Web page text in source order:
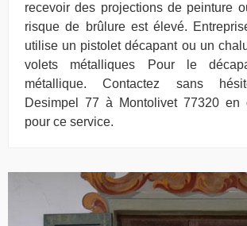
recevoir des projections de peinture
risque de brûlure est élevé.
utilise un pistolet décapant ou un
volets métalliques Pour le
métallique. Contactez sans
Desimpel 77 à Montolivet 77320 en
pour ce service.